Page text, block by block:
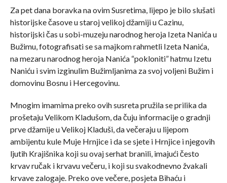
Za pet dana boravka na ovim Susretima, lijepo je bilo slušati
historijske časove u staroj velikoj džamiji u Cazinu,
historijski čas u sobi-muzeju narodnog heroja Izeta Nanića u
Bužimu, fotografisati se sa majkom rahmetli Izeta Nanića,
na mezaru narodnog heroja Nanića “pokloniti” hatmu Izetu
Naniću i svim izginulim Bužimljanima za svoj voljeni Bužim i
domovinu Bosnu i Hercegovinu.
Mnogim imamima preko ovih susreta pružila se prilika da
prošetaju Velikom Kladušom, da čuju informacije o gradnji
prve džamije u Velikoj Kladuši, da večeraju u lijepom
ambijentu kule Muje Hrnjice i da se sjete i Hrnjice i njegovih
ljutih Krajišnika koji su ovaj serhat branili, imajući često
krvav ručak i krvavu večeru, i koji su svakodnevno žvakali
krvave zalogaje. Preko ove večere, posjeta Bihaću i